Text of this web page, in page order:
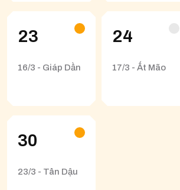
23
16/3 - Giáp Dần
24
17/3 - Ất Mão
30
23/3 - Tân Dậu